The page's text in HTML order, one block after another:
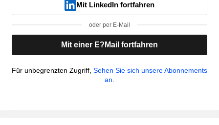
Mit LinkedIn fortfahren
oder per E-Mail
Mit einer E?Mail fortfahren
Für unbegrenzten Zugriff, Sehen Sie sich unsere Abonnements
an.